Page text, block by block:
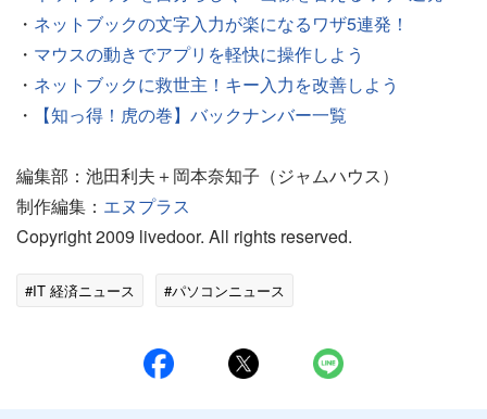
・ ネットブックの文字入力が楽になるワザ5連発！
・ マウスの動きでアプリを軽快に操作しよう
・ ネットブックに救世主！キー入力を改善しよう
・
【知っ得！虎の巻】バックナンバー一覧
編集部：池田利夫＋岡本奈知子（ジャムハウス）
制作編集： エヌプラス
Copyright 2009 livedoor. All rights reserved.
#IT 経済ニュース #パソコンニュース